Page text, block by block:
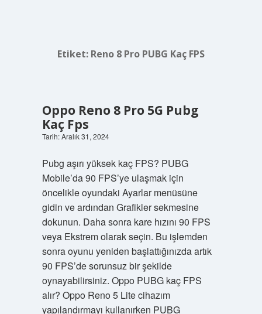
Etiket: Reno 8 Pro PUBG Kaç FPS
Oppo Reno 8 Pro 5G Pubg
Kaç Fps
Tarih: Aralık 31, 2024
Pubg aşırı yüksek kaç FPS? PUBG
Mobile’da 90 FPS’ye ulaşmak için
öncelikle oyundaki Ayarlar menüsüne
gidin ve ardından Grafikler sekmesine
dokunun. Daha sonra kare hızını 90 FPS
veya Ekstrem olarak seçin. Bu işlemden
sonra oyunu yeniden başlattığınızda artık
90 FPS’de sorunsuz bir şekilde
oynayabilirsiniz. Oppo PUBG kaç FPS
alır? Oppo Reno 5 Lite cihazım
yapılandırmayı kullanırken PUBG